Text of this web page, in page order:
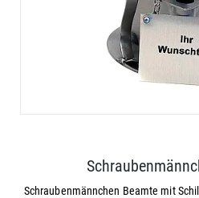
Schraubenmännchen Beamte mit